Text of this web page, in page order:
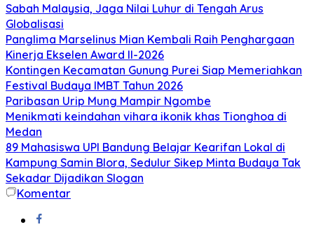
Sabah Malaysia, Jaga Nilai Luhur di Tengah Arus
Globalisasi
Panglima Marselinus Mian Kembali Raih Penghargaan
Kinerja Ekselen Award II-2026
Kontingen Kecamatan Gunung Purei Siap Memeriahkan
Festival Budaya IMBT Tahun 2026
Paribasan Urip Mung Mampir Ngombe
Menikmati keindahan vihara ikonik khas Tionghoa di
Medan
89 Mahasiswa UPI Bandung Belajar Kearifan Lokal di
Kampung Samin Blora, Sedulur Sikep Minta Budaya Tak
Sekadar Dijadikan Slogan
Komentar